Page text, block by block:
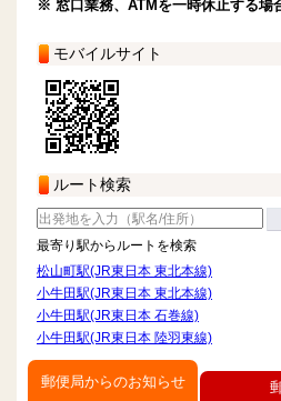
※ 窓口業務、ATMを一時休止する場
モバイルサイト
ルート検索
最寄り駅からルートを検索
松山町駅(JR東日本 東北本線)
小牛田駅(JR東日本 東北本線)
小牛田駅(JR東日本 石巻線)
小牛田駅(JR東日本 陸羽東線)
郵便局からのお知らせ